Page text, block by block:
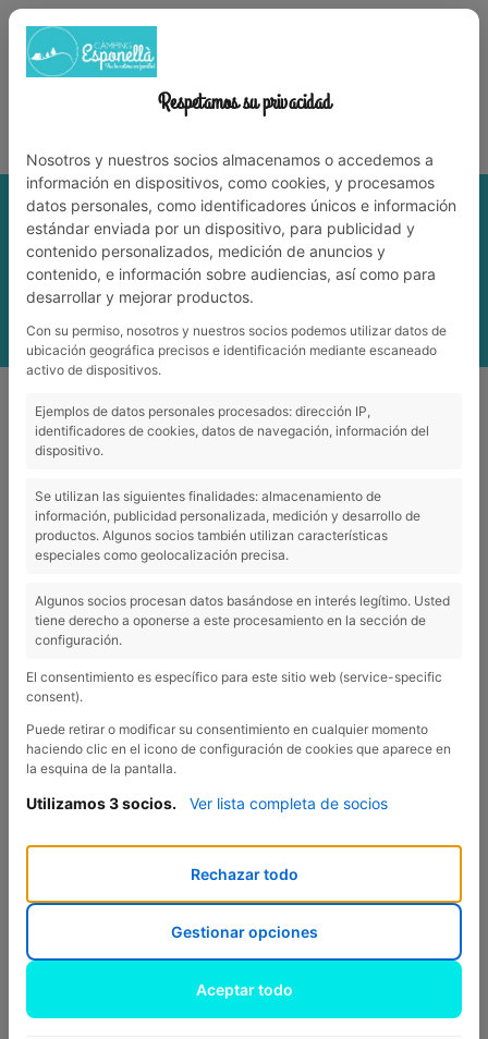
972 59 70 74
TRABAJA CON NOSOTROS
¡Vive la naturaleza en familia!
MENÚ
Cultura_Jardins de Besalú
Jardins de Besalú
20 minutos – Jardins de Besalú:
han convertido en uno de los espacios culturales más
destacados del verano cerca de nosotros. Este recinto al aire
libre acoge conciertos, espectáculos de humor y propuestas
escénicas en un entorno con mucho encanto, ¡con toda la
magia del pueblo de Besalú! Su programación combina
artistas reconocidos y un ambiente cercano, ideal para
completar vuestra estancia en Camping Esponellà con
música y cultura a pocos minutos.
MÁS INFORMACIÓN
Respetamos su privacidad
Nosotros y nuestros socios almacenamos o accedemos a
información en dispositivos, como cookies, y procesamos
datos personales, como identificadores únicos e información
estándar enviada por un dispositivo, para publicidad y
contenido personalizados, medición de anuncios y
contenido, e información sobre audiencias, así como para
desarrollar y mejorar productos.
Con su permiso, nosotros y nuestros socios podemos utilizar datos de
ubicación geográfica precisos e identificación mediante escaneado
activo de dispositivos.
Ejemplos de datos personales procesados: dirección IP,
identificadores de cookies, datos de navegación, información del
dispositivo.
Se utilizan las siguientes finalidades: almacenamiento de
información, publicidad personalizada, medición y desarrollo de
productos. Algunos socios también utilizan características
especiales como geolocalización precisa.
Algunos socios procesan datos basándose en interés legítimo. Usted
tiene derecho a oponerse a este procesamiento en la sección de
configuración.
El consentimiento es específico para este sitio web (service-specific
consent).
Puede retirar o modificar su consentimiento en cualquier momento
haciendo clic en el icono de configuración de cookies que aparece en
la esquina de la pantalla.
Utilizamos 3 socios. Ver lista completa de socios
Rechazar todo
Gestionar opciones
Aceptar todo